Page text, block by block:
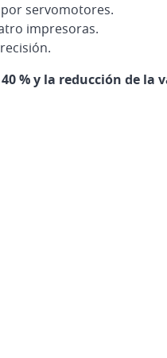
servomotores.
impresoras.
% y la reducción de la